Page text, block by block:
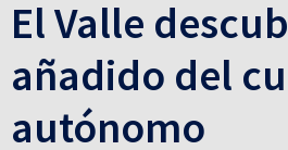
El Valle
añadido del
autónomo